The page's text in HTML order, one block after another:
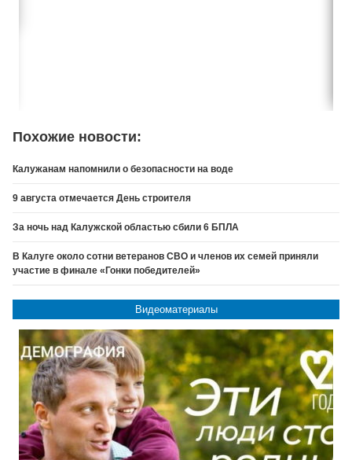
Похожие новости:
Калужанам напомнили о безопасности на воде
9 августа отмечается День строителя
За ночь над Калужской областью сбили 6 БПЛА
В Калуге около сотни ветеранов СВО и членов их семей приняли
участие в финале «Гонки победителей»
Видеоматериалы